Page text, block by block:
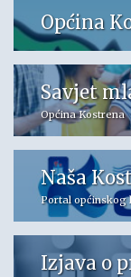
Općina
Savjet
Općina Kostrena
Naša
Portal općinskog
Izjava o